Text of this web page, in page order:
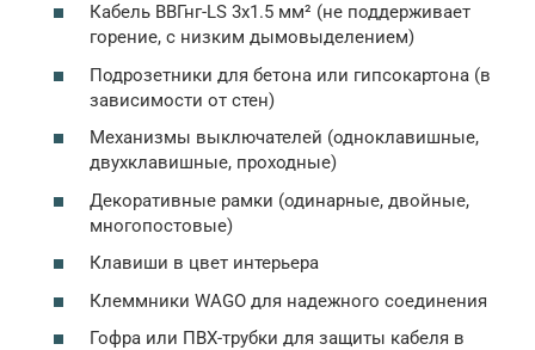
Кабель ВВГнг-LS 3х1.5 мм² (не поддерживает
горение, с низким дымовыделением)
Подрозетники для бетона или гипсокартона (в
зависимости от стен)
Механизмы выключателей (одноклавишные,
двухклавишные, проходные)
Декоративные рамки (одинарные, двойные,
многопостовые)
Клавиши в цвет интерьера
Клеммники WAGO для надежного соединения
Гофра или ПВХ-трубки для защиты кабеля в